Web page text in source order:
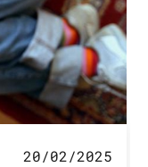
20/02/2025